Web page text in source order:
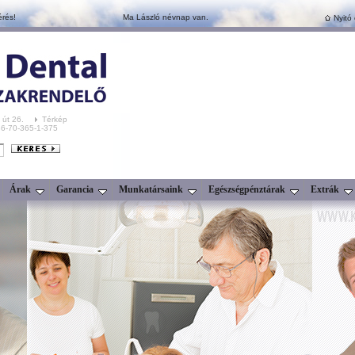
Ma László névnap van. Nyitó
26.
Térkép
70-365-1-375
Árak Garancia Munkatársaink Egészségpénztárak Extrák